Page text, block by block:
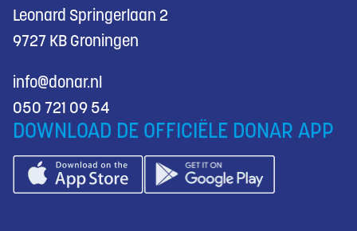
Leonard Springerlaan 2
9727 KB Groningen
info@donar.nl
050 721 09 54
DOWNLOAD DE OFFICIËLE DONAR APP